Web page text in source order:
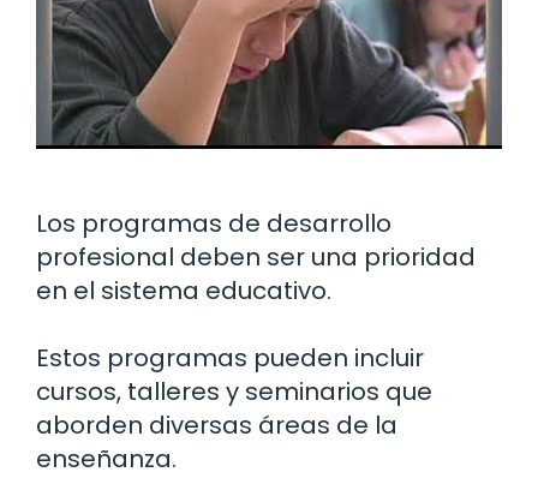
Los programas de desarrollo
profesional deben ser una prioridad
en el sistema educativo.
Estos programas pueden incluir
cursos, talleres y seminarios que
aborden diversas áreas de la
enseñanza.